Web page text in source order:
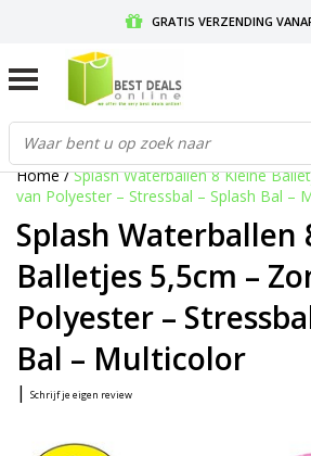
GRATIS VERZENDING
GRATIS RETOURNEREN EN 30
Home/Splash Waterballen 8 Kleine
van Polyester – Stressbal – Splash Bal –
Splash Waterballen
Balletjes 5,5cm –
Polyester –
Bal – Multicolor
| Schrijf je eigen review